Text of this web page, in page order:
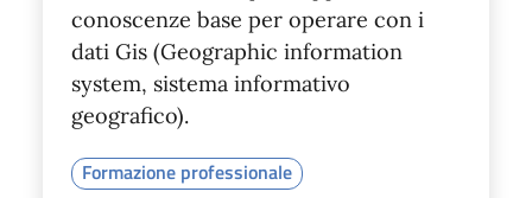
conoscenze base per operare con i
dati Gis (Geographic information
system, sistema informativo
geografico).
Formazione professionale